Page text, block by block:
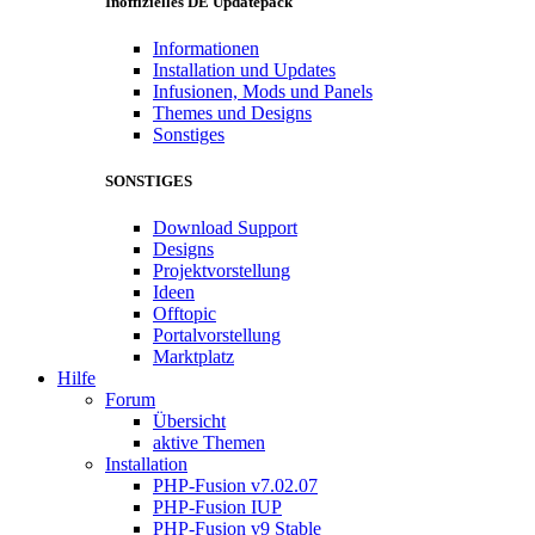
Informationen
Installation und Updates
Infusionen, Mods und Panels
Themes und Designs
Sonstiges
SONSTIGES
Download Support
Designs
Projektvorstellung
Ideen
Offtopic
Portalvorstellung
Marktplatz
Hilfe
Forum
Übersicht
aktive Themen
Installation
PHP-Fusion v7.02.07
PHP-Fusion IUP
PHP-Fusion v9 Stable